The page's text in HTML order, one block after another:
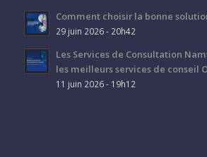
Comment choisir la bonne
29 juin 2026 - 20h42
Les Services de Consultation
les meilleurs services de conseil
11 juin 2026 - 19h12